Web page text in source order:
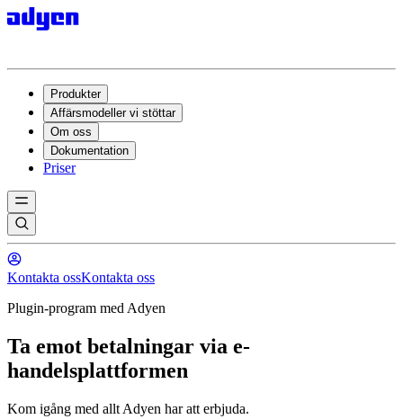
Produkter
Affärsmodeller vi stöttar
Om oss
Dokumentation
Priser
Kontakta ossKontakta oss
Plugin-program med Adyen
Ta emot betalningar via e-
handelsplattformen
Kom igång med allt Adyen har att erbjuda.